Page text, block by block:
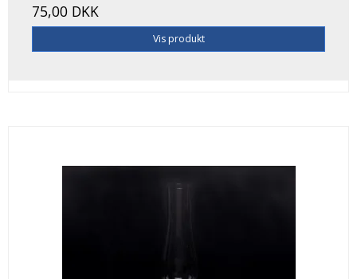
75,00 DKK
Vis produkt